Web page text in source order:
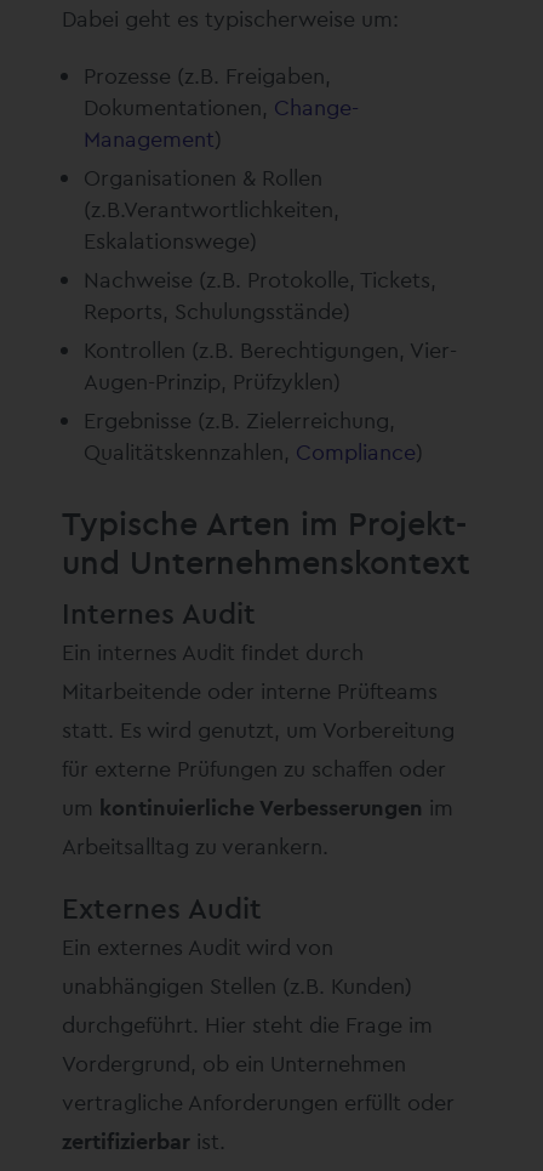
Dabei geht es typischerweise um:
Prozesse (z.B. Freigaben,
Dokumentationen, Change-
Management)
Organisationen & Rollen
(z.B.Verantwortlichkeiten,
Eskalationswege)
Nachweise (z.B. Protokolle, Tickets,
Reports, Schulungsstände)
Kontrollen (z.B. Berechtigungen, Vier-
Augen-Prinzip, Prüfzyklen)
Ergebnisse (z.B. Zielerreichung,
Qualitätskennzahlen, Compliance)
Typische Arten im Projekt-
und Unternehmenskontext
Internes Audit
Ein internes Audit findet durch
Mitarbeitende oder interne Prüfteams
statt. Es wird genutzt, um Vorbereitung
für externe Prüfungen zu schaffen oder
um kontinuierliche Verbesserungen im
Arbeitsalltag zu verankern.
Externes Audit
Ein externes Audit wird von
unabhängigen Stellen (z.B. Kunden)
durchgeführt. Hier steht die Frage im
Vordergrund, ob ein Unternehmen
vertragliche Anforderungen erfüllt oder
zertifizierbar ist.